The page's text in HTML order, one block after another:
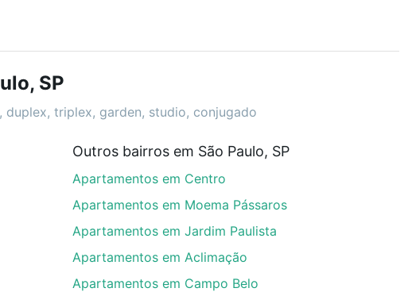
usar os filtros como quantidade de quartos, suítes, com
academia, salão de festas ou área verde e encontrar
São Paulo, SP que custam a partir de R$ 0 e com nossas
dúvida dos custos envolvidos no processo de compra,
seus sonhos com segurança e conforto. Loft, com você
SP
triplex, garden, studio, conjugado
Outros bairros em São Paulo, SP
Apartamentos em Centro
Apartamentos em Moema Pássaros
Apartamentos em Jardim Paulista
Apartamentos em Aclimação
Apartamentos em Campo Belo